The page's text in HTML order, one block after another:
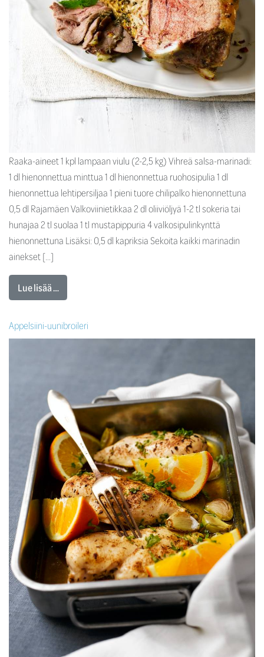
Raaka-aineet 1 kpl lampaan viulu (2-2,5 kg) Vihreä salsa-marinadi:
1 dl hienonnettua minttua 1 dl hienonnettua ruohosipulia 1 dl
hienonnettua lehtipersiljaa 1 pieni tuore chilipalko hienonnettuna
0,5 dl Rajamäen Valkoviinietikkaa 2 dl oliiviöljyä 1-2 tl sokeria tai
hunajaa 2 tl suolaa 1 tl mustapippuria 4 valkosipulinkynttä
hienonnettuna Lisäksi: 0,5 dl kapriksia Sekoita kaikki marinadin
ainekset […]
Lue lisää …
Appelsiini-uunibroileri